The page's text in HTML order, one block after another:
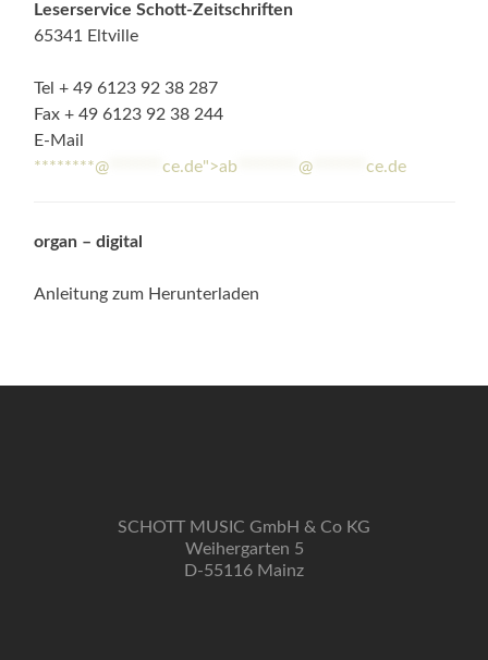
Leserservice Schott-Zeitschriften
65341 Eltville
Tel + 49 6123 92 38 287
Fax + 49 6123 92 38 244
E-Mail
********@
ce.de">ab @ ce.de
organ – digital
Anleitung zum Herunterladen
SCHOTT MUSIC GmbH & Co KG
Weihergarten 5
D-55116 Mainz